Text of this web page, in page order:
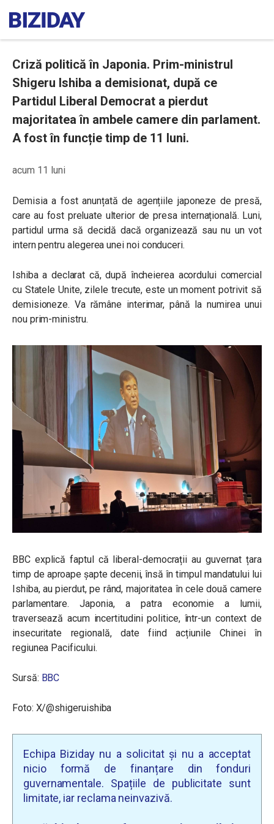
Criză politică în Japonia. Prim-ministrul
Shigeru Ishiba a demisionat, după ce
Partidul Liberal Democrat a pierdut
majoritatea în ambele camere din parlament.
A fost în funcție timp de 11 luni.
acum 11 luni
Demisia a fost anunțată de agențiile japoneze de presă,
care au fost preluate ulterior de presa internațională. Luni,
partidul urma să decidă dacă organizează sau nu un vot
intern pentru alegerea unei noi conduceri.
Ishiba a declarat că, după încheierea acordului comercial
cu Statele Unite, zilele trecute, este un moment potrivit să
demisioneze. Va rămâne interimar, până la numirea unui
nou prim-ministru.
BBC explică faptul că liberal-democrații au guvernat țara
timp de aproape șapte decenii, însă în timpul mandatului lui
Ishiba, au pierdut, pe rând, majoritatea în cele două camere
parlamentare. Japonia, a patra economie a lumii,
traversează acum incertitudini politice, într-un context de
insecuritate regională, date fiind acțiunile Chinei în
regiunea Pacificului.
Sursă: BBC
Foto: X/@shigeruishiba
Echipa Biziday nu a solicitat și nu a acceptat
nicio formă de finanțare din fonduri
guvernamentale. Spațiile de publicitate sunt
limitate, iar reclama neinvazivă.